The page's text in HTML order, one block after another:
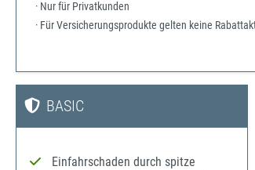
· Nur für Privatkunden
· Für Versicherungsprodukte gelten keine
BASIC
Einfahrschaden durch spitze